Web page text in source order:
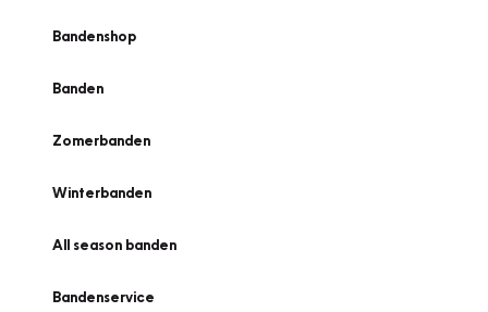
Bandenshop
Banden
Zomerbanden
Winterbanden
All season banden
Bandenservice